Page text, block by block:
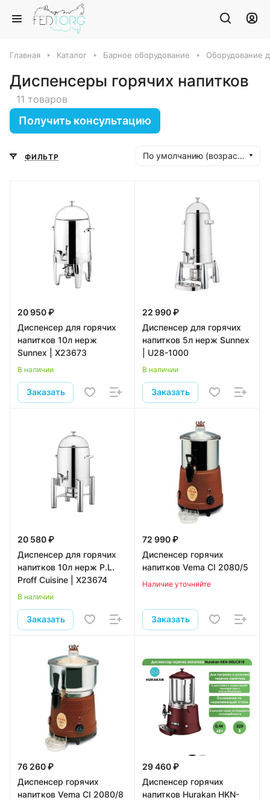
Главная Каталог Барное оборудование Оборудование
Диспенсеры горячих напитков
11 товаров
Получить консультацию
ФИЛЬТР По умолчанию (возрастание)
20 950 ₽
Диспенсер для горячих
напитков 10л нерж
Sunnex | X23673
В наличии
Заказать
22 990 ₽
Диспенсер для горячих
напитков 5л нерж Sunnex
| U28-1000
В наличии
Заказать
20 580 ₽
Диспенсер для горячих
напитков 10л нерж P.L.
Proff Cuisine | X23674
В наличии
Заказать
72 990 ₽
Диспенсер горячих
напитков Vema CI 2080/5
Наличие уточняйте
Заказать
76 260 ₽
Диспенсер горячих
напитков Vema CI 2080/8
29 460 ₽
Диспенсер горячих
напитков Hurakan HKN-